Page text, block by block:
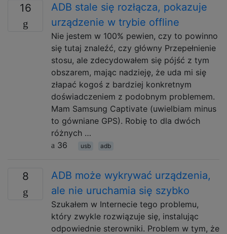
16
ADB stale się rozłącza, pokazuje
urządzenie w trybie offline
Nie jestem w 100% pewien, czy to powinno
się tutaj znaleźć, czy główny Przepełnienie
stosu, ale zdecydowałem się pójść z tym
obszarem, mając nadzieję, że uda mi się
złapać kogoś z bardziej konkretnym
doświadczeniem z podobnym problemem.
Mam Samsung Captivate (uwielbiam minus
to gówniane GPS). Robię to dla dwóch
różnych …
36
usb adb
8
ADB może wykrywać urządzenia,
ale nie uruchamia się szybko
Szukałem w Internecie tego problemu,
który zwykle rozwiązuje się, instalując
odpowiednie sterowniki. Problem w tym, że